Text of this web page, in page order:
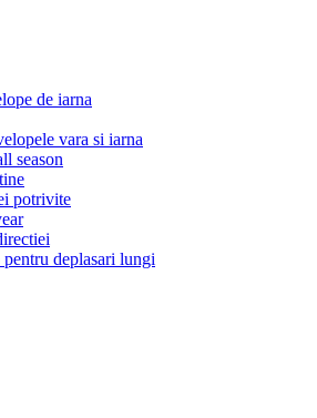
de iarna
vara si iarna
season
potrivite
deplasari lungi